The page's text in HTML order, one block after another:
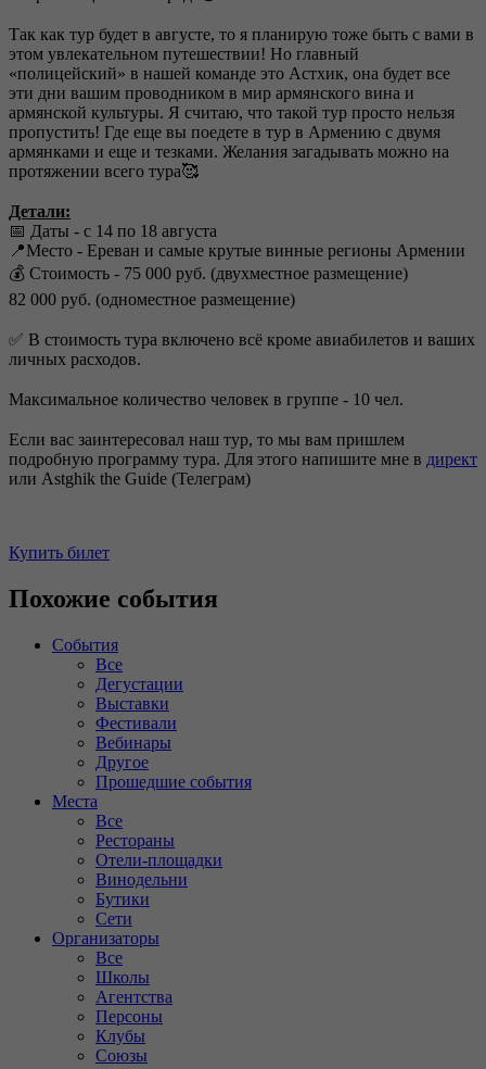
Так как тур будет в августе, то я планирую тоже быть с вами в
этом увлекательном путешествии! Но главный
«полицейский» в нашей команде это Астхик, она будет все
эти дни вашим проводником в мир армянского вина и
армянской культуры. Я считаю, что такой тур просто нельзя
пропустить! Где еще вы поедете в тур в Армению с двумя
армянками и еще и тезками. Желания загадывать можно на
протяжении всего тура🥰
Детали:
📅 Даты - с 14 по 18 августа
📍Место - Ереван и самые крутые винные регионы Армении
💰 Стоимость - 75 000 руб. (двухместное размещение)
82 000 руб. (одноместное размещение)
✅ В стоимость тура включено всё кроме авиабилетов и ваших
личных расходов.
Максимальное количество человек в группе - 10 чел.
Если вас заинтересовал наш тур, то мы вам пришлем
подробную программу тура. Для этого напишите мне в директ
или Astghik the Guide (Телеграм)
Купить билет
Похожие события
События
Все
Дегустации
Выставки
Фестивали
Вебинары
Другое
Прошедшие события
Места
Все
Рестораны
Отели-площадки
Винодельни
Бутики
Сети
Организаторы
Все
Школы
Агентства
Персоны
Клубы
Союзы